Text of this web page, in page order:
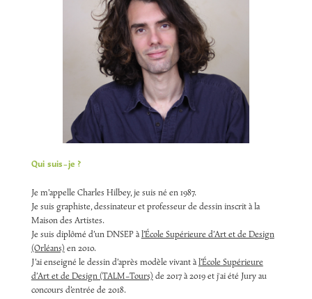
Qui suis-je ?
Je m’appelle Charles Hilbey, je suis né en 1987.
Je suis graphiste, dessinateur et professeur de dessin inscrit à la
Maison des Artistes.
Je suis diplômé d’un DNSEP àl’École Supérieure d’Art et de Design
(Orléans) en 2010.
J’ai enseigné le dessin d’après modèle vivant àl’École Supérieure
d’Art et de Design (TALM-Tours) de 2017 à 2019 et j'ai été Jury au
concours d’entrée de 2018.